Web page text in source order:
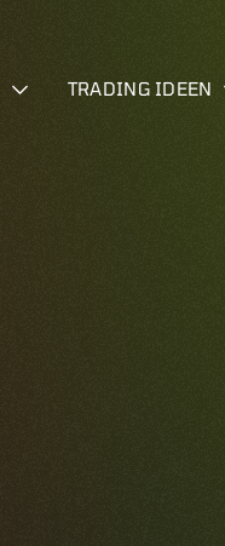
TRADING IDEEN